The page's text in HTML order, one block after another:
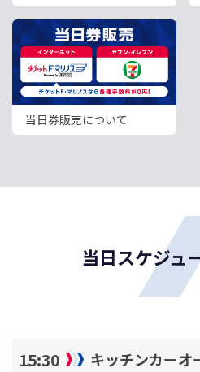
当日券販売について
当日スケジュ
15:30 キッチンカーオ